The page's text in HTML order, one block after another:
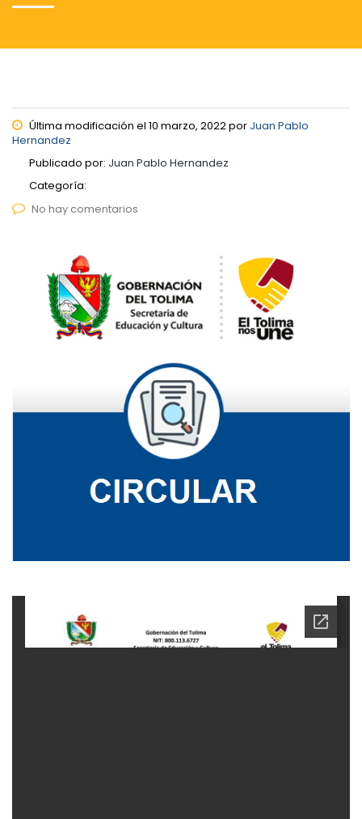
Última modificación el 10 marzo, 2022 por Juan Pablo
Hernandez
Publicado por: Juan Pablo Hernandez
Categoría:
No hay comentarios